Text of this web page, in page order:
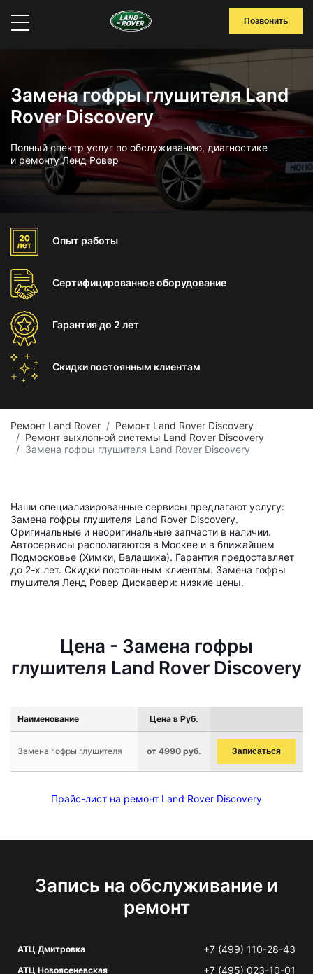
Позвонить
Замена гофры глушителя Land
Rover Discovery
Полный спектр услуг по обслуживанию, диагностике
и ремонту Ленд Ровер
Опыт работы
Сертифицированноеоборудование
Гарантиядо 2 лет
Скидки постоянным клиентам
Ремонт Land Rover
Ремонт Land Rover Discovery
Ремонт выхлопной системы Land Rover Discovery
Замена гофры глушителя Land Rover Discovery
Наши специализированные сервисы предлагают услугу:
Замена гофры глушителя Land Rover Discovery.
Оригинальные и неоригинальные запчасти в наличии.
Автосервисы располагаются в Москве и в ближайшем
Подмосковье (Химки, Балашиха). Гарантия предоставляет
до 2-х лет. Скидки постоянным клиентам. Замена гофры
глушителя Ленд Ровер Дискавери: низкие цены.
Цена - Замена гофры
глушителя Land Rover Discovery
Наименование Цена в Руб.
Замена гофры глушителя от 4990 руб. Записаться
Прайс-лист на ремонт Land Rover Discovery
Запись на обслуживание и
ремонт
АТЦ Дмитровка +7 (499) 110-28-43
АТЦ Новоясеневская +7 (495) 023-10-01